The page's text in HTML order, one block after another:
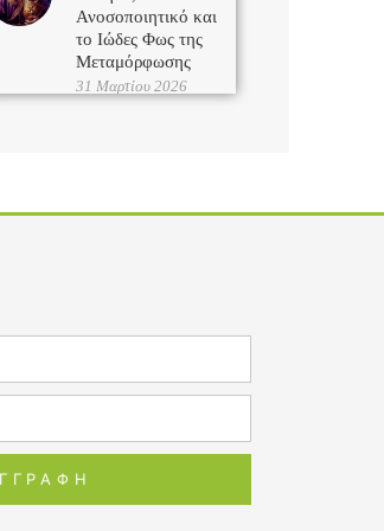
Ανοσοποιητικό και
το Ιώδες Φως της
Μεταμόρφωσης
31 Μαρτίου 2026